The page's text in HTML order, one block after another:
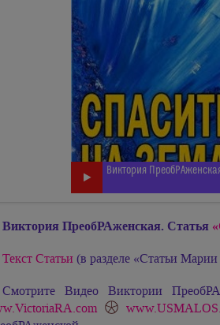
Виктория
Виктория ПреобРАженская. Статья
Текст Статьи (в разделе «Статьи
Смотрите Видео Виктории